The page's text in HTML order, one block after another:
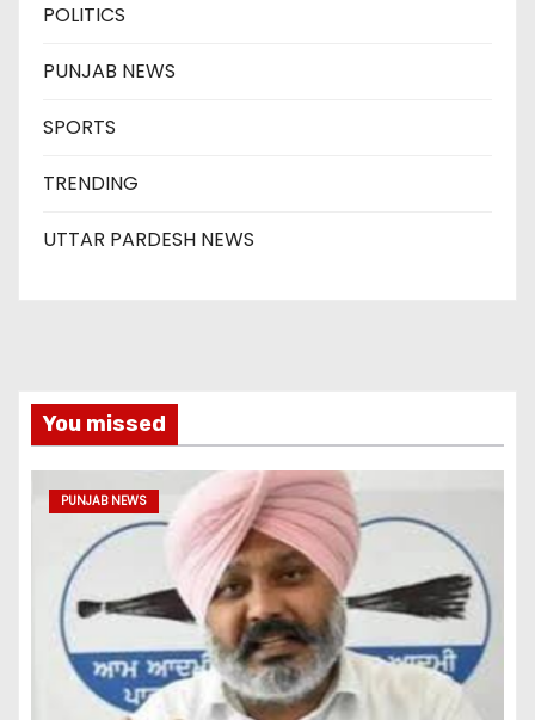
POLITICS
PUNJAB NEWS
SPORTS
TRENDING
UTTAR PARDESH NEWS
You missed
PUNJAB NEWS